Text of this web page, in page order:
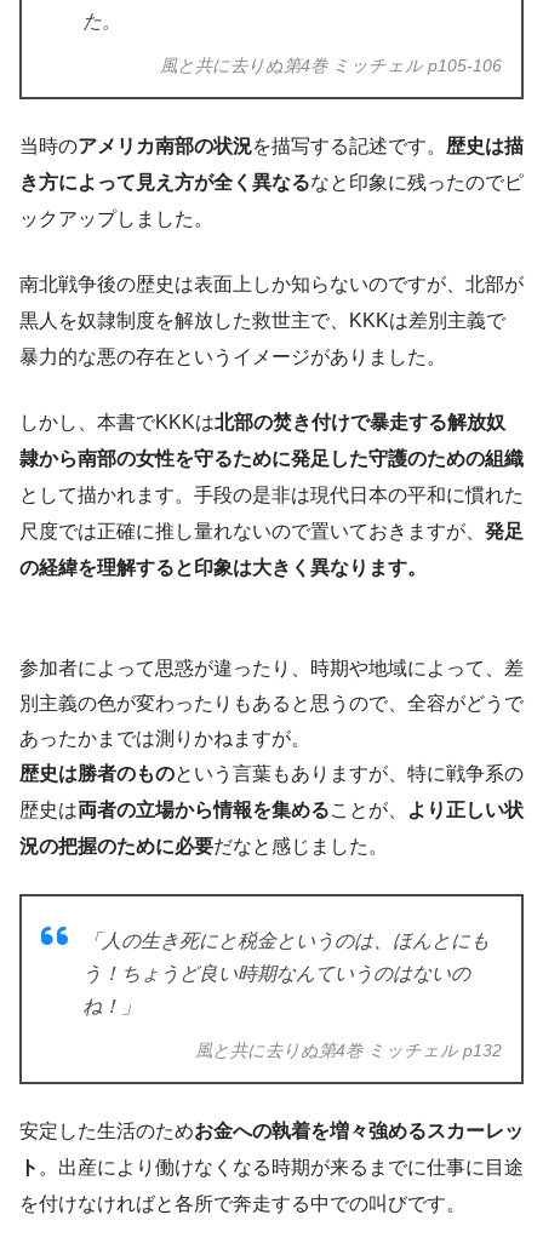
た。
風と共に去りぬ第4巻 ミッチェル p105-106
当時のアメリカ南部の状況を描写する記述です。 歴史は描
き方によって見え方が全く異なるなと印象に残ったのでピ
ックアップしました。
南北戦争後の歴史は表面上しか知らないのですが、北部が
黒人を奴隷制度を解放した救世主で、KKKは差別主義で
暴力的な悪の存在というイメージがありました。
しかし、本書でKKKは北部の焚き付けで暴走する解放奴
隷から南部の女性を守るために発足した守護のための組織
として描かれます。手段の是非は現代日本の平和に慣れた
尺度では正確に推し量れないので置いておきますが、 発足
の経緯を理解すると印象は大きく異なります。
参加者によって思惑が違ったり、時期や地域によって、差
別主義の色が変わったりもあると思うので、全容がどうで
あったかまでは測りかねますが。
歴史は勝者のものという言葉もありますが、特に戦争系の
歴史は両者の立場から情報を集めることが、
より正しい状
況の把握のために必要だなと感じました。
「人の生き死にと税金というのは、ほんとにも
う！ちょうど良い時期なんていうのはないの
ね！」
風と共に去りぬ第4巻 ミッチェル p132
安定した生活のためお金への執着を増々強めるスカーレッ
ト 。出産により働けなくなる時期が来るまでに仕事に目途
を付けなければと各所で奔走する中での叫びです。